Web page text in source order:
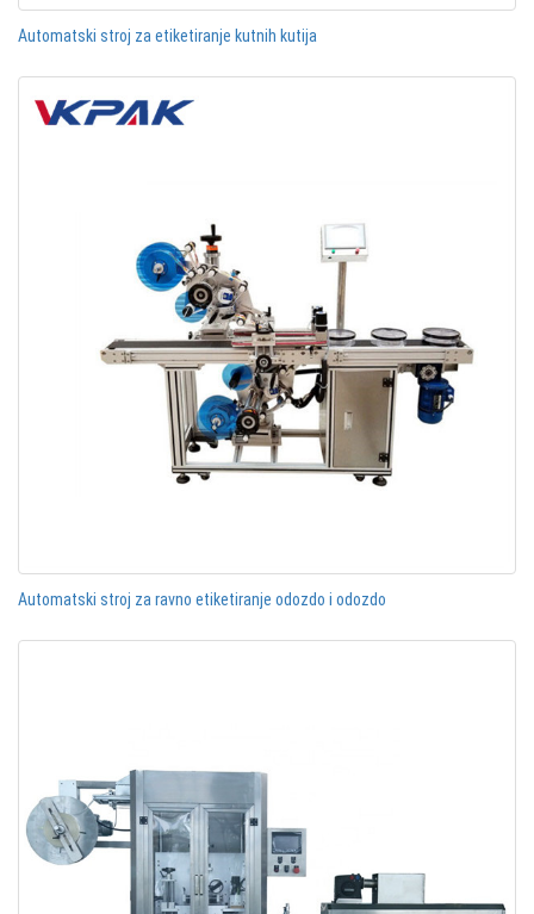
Automatski stroj za etiketiranje kutnih kutija
Automatski stroj za ravno etiketiranje odozdo i odozdo